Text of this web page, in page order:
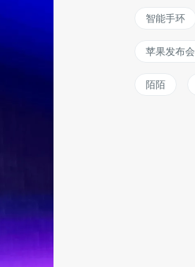
智能手环
苹果发布会
陌陌